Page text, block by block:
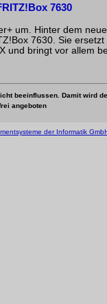
7630
um. Hinter dem
7630. Sie ersetzt
und bringt vor allem
beeinflussen. Damit wird
angeboten
der Informatik